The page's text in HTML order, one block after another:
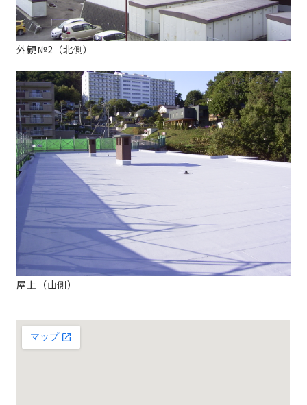
外観№2（北側）
屋上（山側）